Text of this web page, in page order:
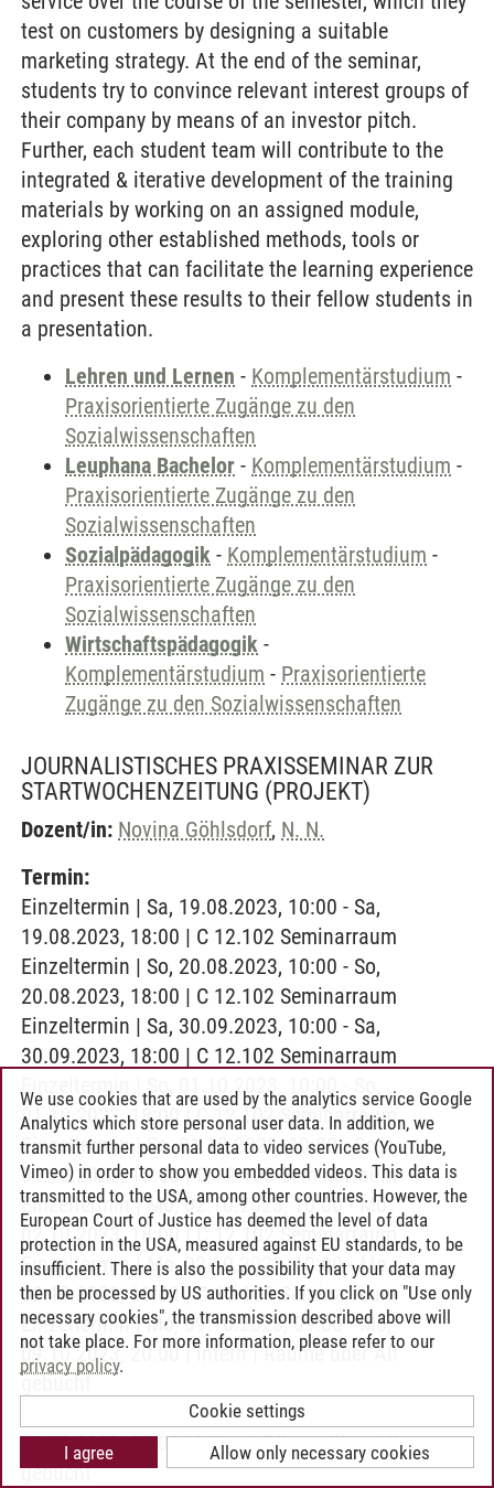
test on customers by designing a suitable
marketing strategy. At the end of the seminar,
students try to convince relevant interest groups of
their company by means of an investor pitch.
Further, each student team will contribute to the
integrated & iterative development of the training
materials by working on an assigned module,
exploring other established methods, tools or
practices that can facilitate the learning experience
and present these results to their fellow students in
a presentation.
Lehren und Lernen - Komplementärstudium -
Praxisorientierte Zugänge zu den
Sozialwissenschaften
Leuphana Bachelor - Komplementärstudium -
Praxisorientierte Zugänge zu den
Sozialwissenschaften
Sozialpädagogik - Komplementärstudium -
Praxisorientierte Zugänge zu den
Sozialwissenschaften
Wirtschaftspädagogik -
Komplementärstudium - Praxisorientierte
Zugänge zu den Sozialwissenschaften
JOURNALISTISCHES PRAXISSEMINAR ZUR
STARTWOCHENZEITUNG (PROJEKT)
Dozent/in: Novina Göhlsdorf, N. N.
Termin:
Einzeltermin | Sa, 19.08.2023, 10:00 - Sa,
19.08.2023, 18:00 | C 12.102 Seminarraum
Einzeltermin | So, 20.08.2023, 10:00 - So,
20.08.2023, 18:00 | C 12.102 Seminarraum
Einzeltermin | Sa, 30.09.2023, 10:00 - Sa,
30.09.2023, 18:00 | C 12.102 Seminarraum
Einzeltermin | So, 01.10.2023, 10:00 - So,
01.10.2023, 18:00 | C 12.102 Seminarraum
Einzeltermin | So, 01.10.2023, 10:00 - So,
01.10.2023, 18:00 | C 12.105 Seminarraum
Einzeltermin | Mo, 02.10.2023, 10:00 - Mo,
02.10.2023, 18:00 | C 12.102 Seminarraum
Einzeltermin | Mo, 02.10.2023, 10:00 - Mo,
02.10.2023, 18:00 | C 12.105 Seminarraum
Einzeltermin | Mo, 09.10.2023, 09:00 - Mo,
09.10.2023, 20:00 | intern | Räume über Ali
gebucht
Einzeltermin | Di, 10.10.2023, 09:00 - Di,
10.10.2023, 20:00 | intern | Räume über Ali
gebucht
We use cookies that are used by the analytics service Google
Analytics which store personal user data. In addition, we
transmit further personal data to video services (YouTube,
Vimeo) in order to show you embedded videos. This data is
transmitted to the USA, among other countries. However, the
European Court of Justice has deemed the level of data
protection in the USA, measured against EU standards, to be
insufficient. There is also the possibility that your data may
then be processed by US authorities. If you click on "Use only
necessary cookies", the transmission described above will
not take place. For more information, please refer to our
privacy policy.
Cookie settings
Allow only necessary cookies
I agree